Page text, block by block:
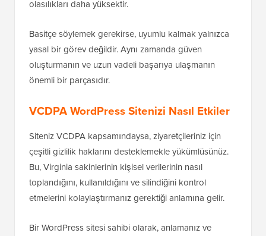
olasılıkları daha yüksektir.
Basitçe söylemek gerekirse, uyumlu kalmak yalnızca
yasal bir görev değildir. Aynı zamanda güven
oluşturmanın ve uzun vadeli başarıya ulaşmanın
önemli bir parçasıdır.
VCDPA WordPress Sitenizi Nasıl Etkiler
Siteniz VCDPA kapsamındaysa, ziyaretçileriniz için
çeşitli gizlilik haklarını desteklemekle yükümlüsünüz.
Bu, Virginia sakinlerinin kişisel verilerinin nasıl
toplandığını, kullanıldığını ve silindiğini kontrol
etmelerini kolaylaştırmanız gerektiği anlamına gelir.
Bir WordPress sitesi sahibi olarak, anlamanız ve